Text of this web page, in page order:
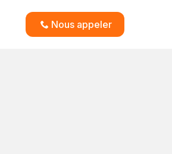
Nous appeler